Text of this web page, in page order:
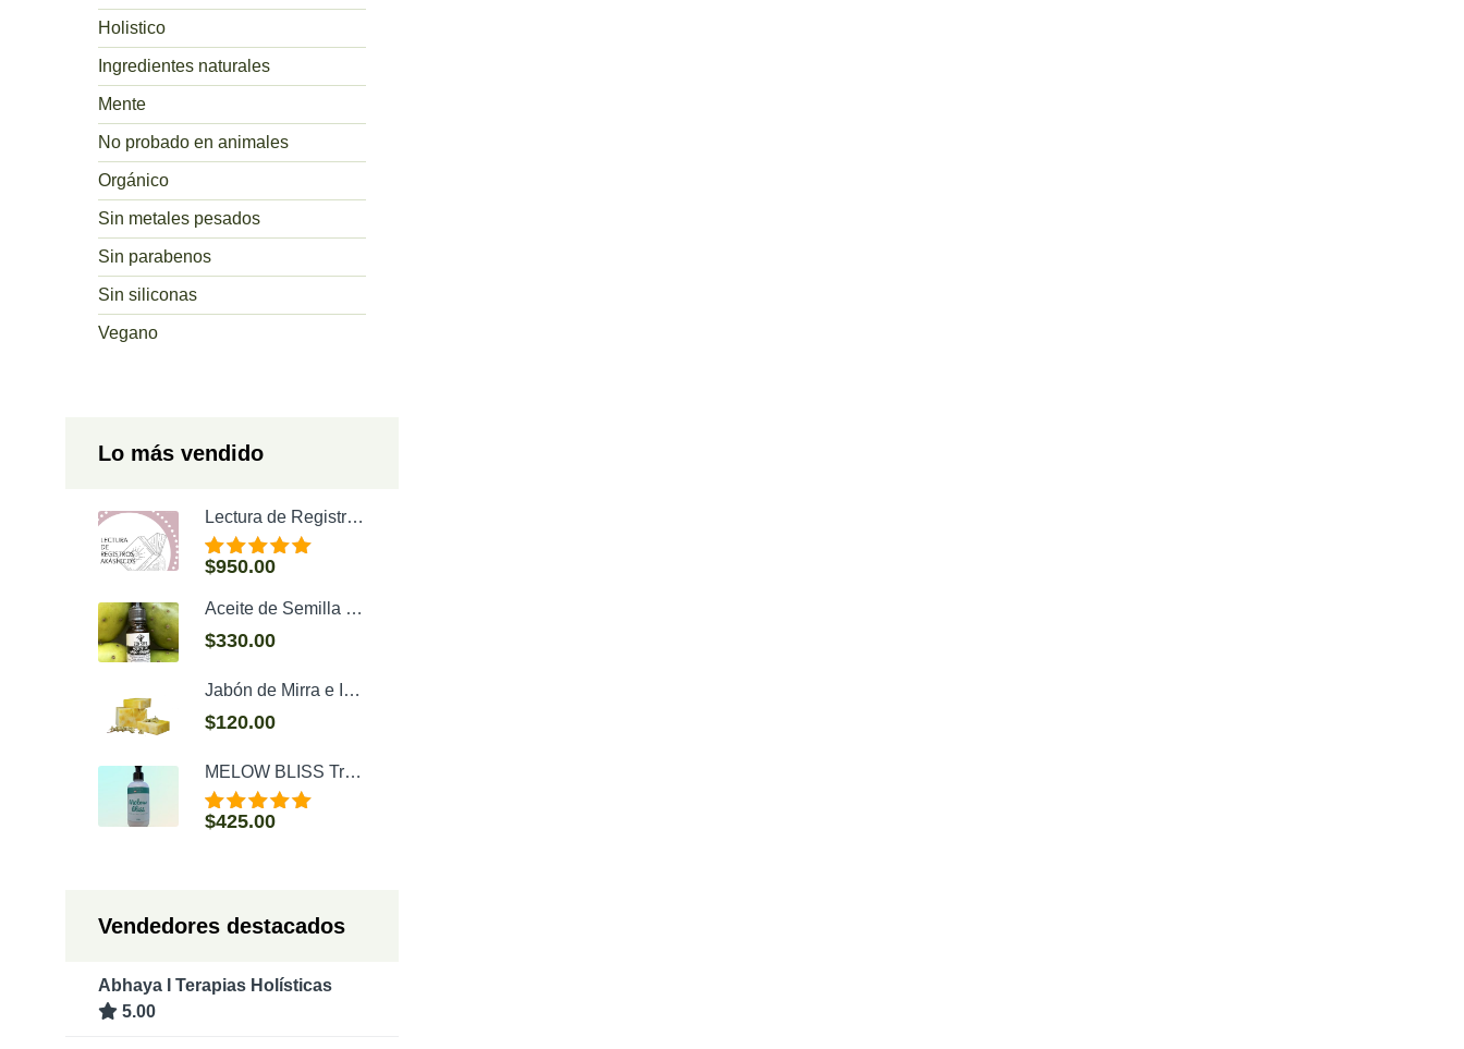
Holistico
Ingredientes naturales
Mente
No probado en animales
Orgánico
Sin metales pesados
Sin parabenos
Sin siliconas
Vegano
Lo más vendido
Lectura de Registros Akáshicos
Valorado con
$950.00
Aceite de Semilla de Tuna (Higo Chumbo)
$330.00
Jabón de Mirra e Incienso
$120.00
MELOW BLISS Tratamiento de hidratación capilar 250 g
Valorado con
$425.00
Vendedores destacados
Abhaya I Terapias Holísticas
5.00